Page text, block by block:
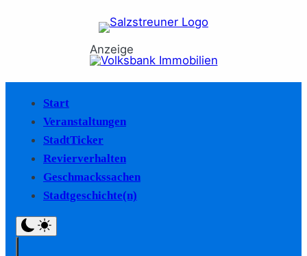
Anzeige
Start
Veranstaltungen
StadtTicker
Revierverhalten
Geschmackssachen
Stadtgeschichte(n)